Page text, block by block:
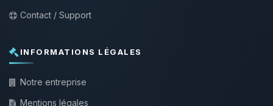
Contact / Support
INFORMATIONS LÉGALES
Notre entreprise
Mentions légales